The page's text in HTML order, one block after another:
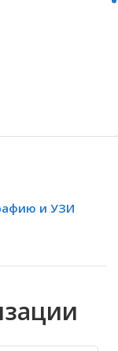
и УЗИ